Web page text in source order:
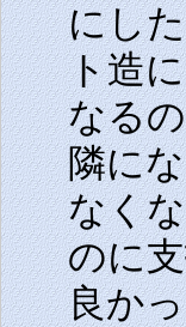
にし
ト造
なる
隣に
なく
のに
良か